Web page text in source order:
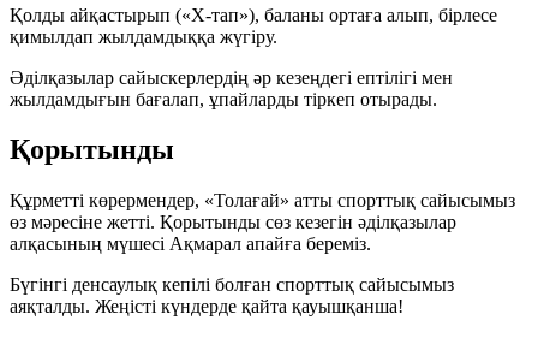
Қолды айқастырып («Х-тап»), баланы ортаға алып, бірлесе
қимылдап жылдамдыққа жүгіру.
Әділқазылар сайыскерлердің әр кезеңдегі ептілігі мен
жылдамдығын бағалап, ұпайларды тіркеп отырады.
Қорытынды
Құрметті көрермендер, «Толағай» атты спорттық сайысымыз
өз мәресіне жетті. Қорытынды сөз кезегін әділқазылар
алқасының мүшесі Ақмарал апайға береміз.
Бүгінгі денсаулық кепілі болған спорттық сайысымыз
аяқталды. Жеңісті күндерде қайта қауышқанша!